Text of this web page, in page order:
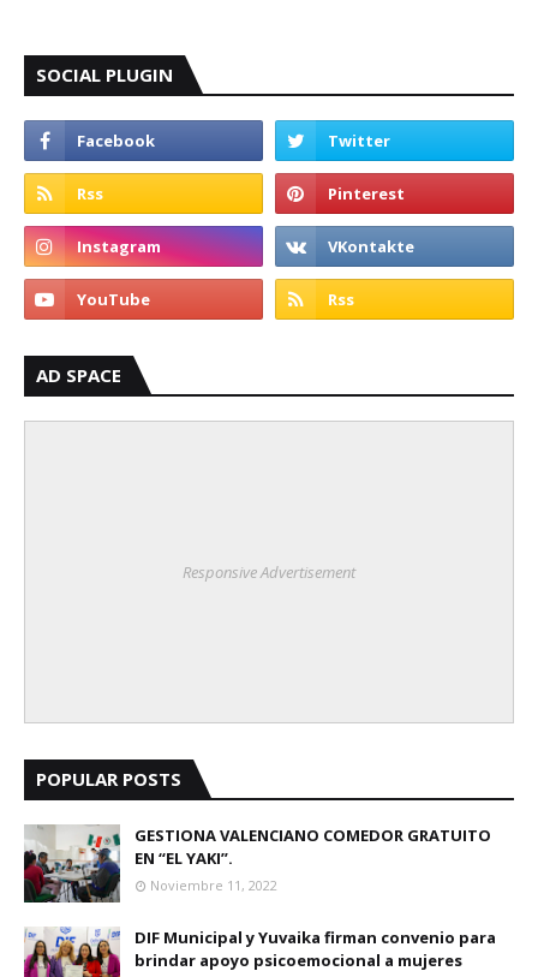
SOCIAL PLUGIN
AD SPACE
Responsive Advertisement
POPULAR POSTS
GESTIONA VALENCIANO COMEDOR GRATUITO
EN “EL YAKI”.
Noviembre 11, 2022
DIF Municipal y Yuvaika firman convenio para
brindar apoyo psicoemocional a mujeres